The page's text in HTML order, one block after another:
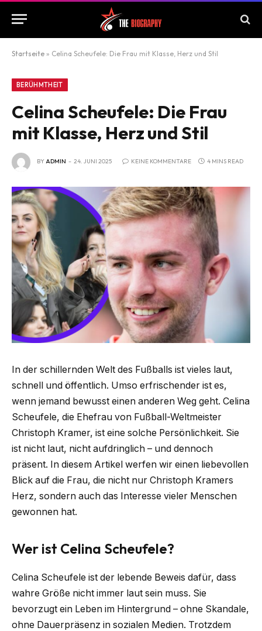
Startseite » Celina Scheufele: Die Frau mit Klasse, Herz und Stil
BERÜHMTHEIT
Celina Scheufele: Die Frau
mit Klasse, Herz und Stil
BYADMIN 24. JUNI 2025 KEINE KOMMENTARE 4 MINS READ
In der schillernden Welt des Fußballs ist vieles laut,
schnell und öffentlich. Umso erfrischender ist es,
wenn jemand bewusst einen anderen Weg geht. Celina
Scheufele, die Ehefrau von Fußball-Weltmeister
Christoph Kramer, ist eine solche Persönlichkeit. Sie
ist nicht laut, nicht aufdringlich – und dennoch
präsent. In diesem Artikel werfen wir einen liebevollen
Blick auf die Frau, die nicht nur Christoph Kramers
Herz, sondern auch das Interesse vieler Menschen
gewonnen hat.
Wer ist Celina Scheufele?
Celina Scheufele ist der lebende Beweis dafür, dass
wahre Größe nicht immer laut sein muss. Sie
bevorzugt ein Leben im Hintergrund – ohne Skandale,
ohne Dauerpräsenz in sozialen Medien. Trotzdem